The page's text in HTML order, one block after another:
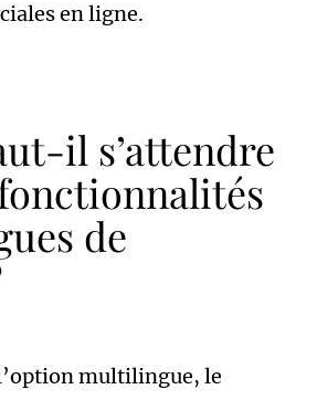
en ligne.
il s’attendre
de
multilingue, le